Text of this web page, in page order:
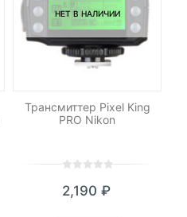
НЕТ В НАЛИЧИИ
Трансмиттер Pixel King
PRO Nikon
out
2,190 ₽